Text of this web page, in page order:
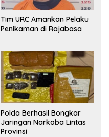
Tim URC Amankan Pelaku
Penikaman di Rajabasa
Polda Berhasil Bongkar
Jaringan Narkoba Lintas
Provinsi